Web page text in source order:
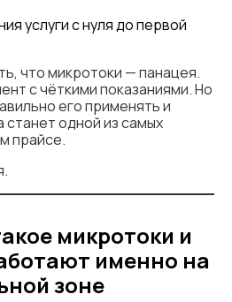
услуги с нуля до первой
что микротоки — панацея.
с чёткими показаниями. Но
его применять и
станет одной из самых
прайсе.
микротоки и
именно на
зоне